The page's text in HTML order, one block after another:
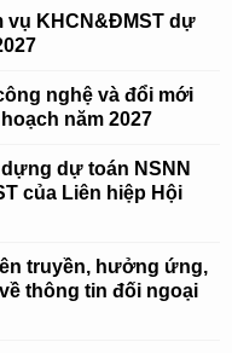
vụ KHCN&ĐMST dự
nghệ và đổi mới
năm 2027
dự toán NSNN
của Liên hiệp Hội
truyền, hưởng ứng,
thông tin đối ngoại